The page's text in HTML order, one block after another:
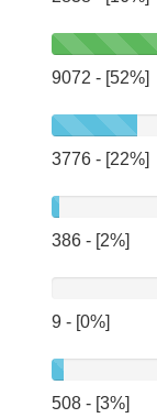
9072 - [52%]
3776 - [22%]
386 - [2%]
9 - [0%]
508 - [3%]